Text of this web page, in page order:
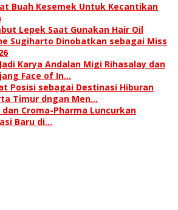
Buah Kesemek Untuk Kecantikan
Lepek Saat Gunakan Hair Oil
Sugiharto Dinobatkan sebagai Miss
Karya Andalan Migi Rihasalay dan
Face of In…
Posisi sebagai Destinasi Hiburan
Timur dngan Men…
dan Croma-Pharma Luncurkan
Baru di…